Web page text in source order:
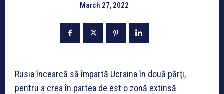
March 27, 2022
Rusia încearcă să împartă Ucraina în două părţi,
pentru a crea în partea de est o zonă extinsă